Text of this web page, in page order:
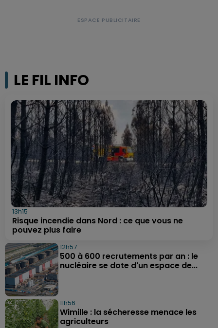
LE FIL INFO
13h15
Risque incendie dans Nord : ce que vous ne
pouvez plus faire
12h57
500 à 600 recrutements par an : le
nucléaire se dote d'un espace de...
11h56
Wimille : la sécheresse menace les
agriculteurs